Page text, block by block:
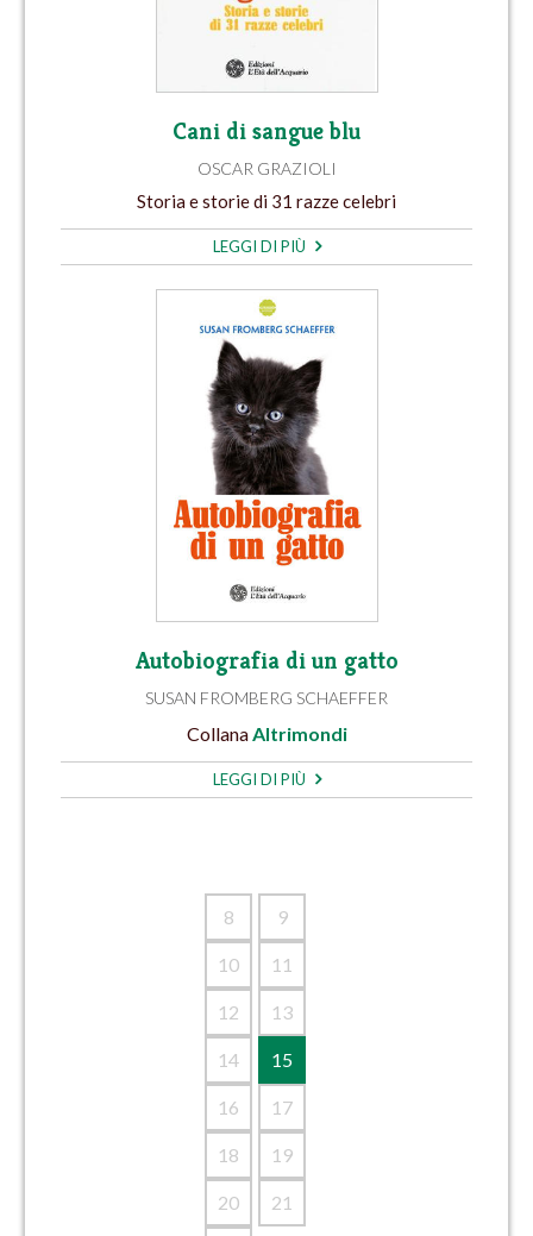
Cani di sangue blu
OSCAR GRAZIOLI
Storia e storie di 31 razze celebri
LEGGI DI PIÙ
Autobiografia di un gatto
SUSAN FROMBERG SCHAEFFER
Collana Altrimondi
LEGGI DI PIÙ
8 9
10 11
12 13
14 15
16 17
18 19
20 21